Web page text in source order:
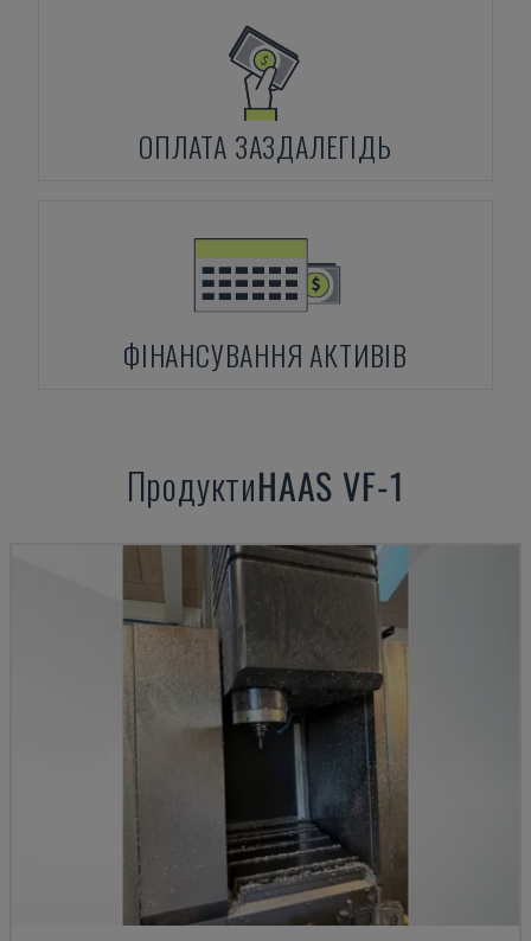
ОПЛАТА ЗАЗДАЛЕГІДЬ
ФІНАНСУВАННЯ АКТИВІВ
ПродуктиHAAS VF-1